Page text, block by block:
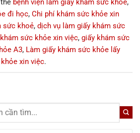
bệnh viện làm giấy khám sức khỏe,
đi học, Chi phí khám sức khỏe xin
sức khoẻ, dịch vụ làm giấy khám sức
sức khỏe xin việc, giấy khám sức
A3, Làm giấy khám sức khỏe lấy
xin việc.